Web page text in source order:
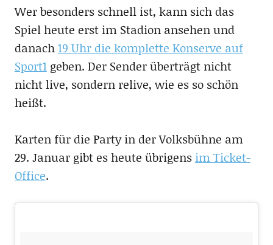
Wer besonders schnell ist, kann sich das
Spiel heute erst im Stadion ansehen und
danach19 Uhr die komplette Konserve auf
Sport1geben. Der Sender überträgt nicht
nicht live, sondern relive, wie es so schön
heißt.
Karten für die Party in der Volksbühne am
29. Januar gibt es heute übrigens im Ticket-
Office.